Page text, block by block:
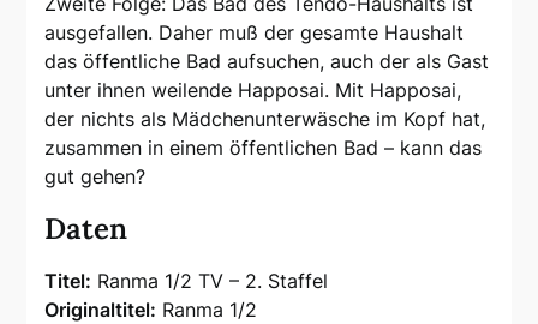
ausgefallen. Daher muß der gesamte Haushalt
das öffentliche Bad aufsuchen, auch der als Gast
unter ihnen weilende Happosai. Mit Happosai,
der nichts als Mädchenunterwäsche im Kopf hat,
zusammen in einem öffentlichen Bad – kann das
gut gehen?
Daten
Titel: Ranma 1/2 TV – 2. Staffel
Originaltitel: Ranma 1/2